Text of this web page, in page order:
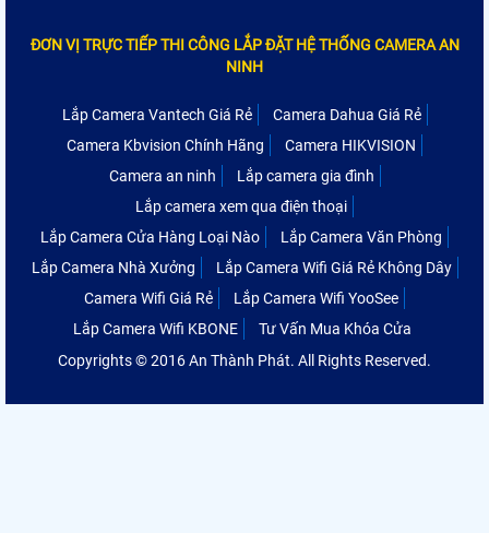
ĐƠN VỊ TRỰC TIẾP THI CÔNG LẮP ĐẶT HỆ THỐNG CAMERA AN
NINH
Lắp Camera Vantech Giá Rẻ
Camera Dahua Giá Rẻ
Camera Kbvision Chính Hãng
Camera HIKVISION
Camera an ninh
Lắp camera gia đình
Lắp camera xem qua điện thoại
Lắp Camera Cửa Hàng Loại Nào
Lắp Camera Văn Phòng
Lắp Camera Nhà Xưởng
Lắp Camera Wifi Giá Rẻ Không Dây
Camera Wifi Giá Rẻ
Lắp Camera Wifi YooSee
Lắp Camera Wifi KBONE
Tư Vấn Mua Khóa Cửa
Copyrights © 2016 An Thành Phát. All Rights Reserved.